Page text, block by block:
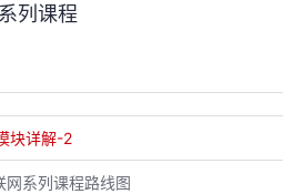
列课程
块详解-2
系列课程路线图